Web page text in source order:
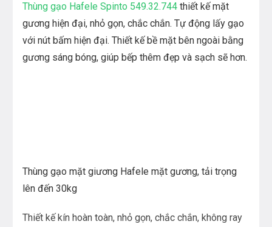
Thùng gạo Hafele Spinto 549.32.744 thiết kế mặt
gương hiện đại, nhỏ gọn, chắc chắn. Tự động lấy gạo
với nút bấm hiện đại. Thiết kế bề mặt bên ngoài bằng
gương sáng bóng, giúp bếp thêm đẹp và sạch sẽ hơn.
Thùng gạo mặt giương Hafele mặt gương, tải trọng
lên đến 30kg
Thiết kế kín hoàn toàn, nhỏ gọn, chắc chắn, không ray